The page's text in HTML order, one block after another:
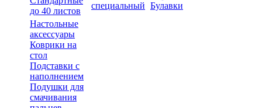
до 40 листов
специальный Булавки
Настольные
аксессуары
Коврики на
стол
Подставки с
наполнением
Подушки для
смачивания